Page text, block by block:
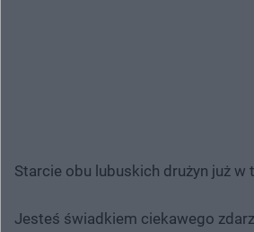
Starcie obu lubuskich drużyn już w
Jesteś świadkiem ciekawego